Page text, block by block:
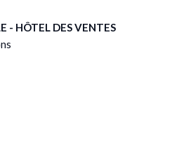
- HÔTEL DES VENTES